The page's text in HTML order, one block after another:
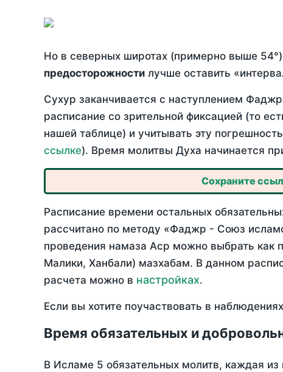
Но в северных широтах (примерно выше
предосторожности лучше оставить
Сухур заканчивается с наступлением
расписание со зрительной фиксацией (то
нашей таблице) и учитывать эту
ссылке). Время молитвы Духа начинается
Сохраните
Расписание времени остальных
рассчитано по методу «Фаджр - Союз
проведения намаза Аср можно выбрать как
Малики, Ханбали) мазхабам. В данном
расчета можно в настройках.
Если вы хотите поучаствовать в
Время обязательных и
В Исламе 5 обязательных молитв, каждая